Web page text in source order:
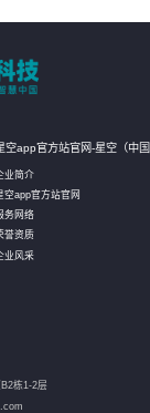
空app官方站官网-星空（中国
业简介
空app官方站官网
务网络
誉资质
业风采
栋1-2层